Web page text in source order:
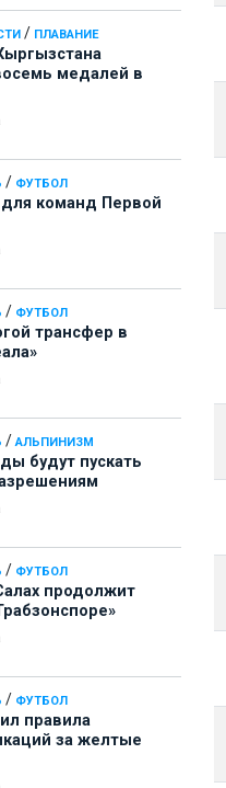
/ ПЛАВАНИЕ
медалей в
/ ФУТБОЛ
команд Первой
/ ФУТБОЛ
трансфер в
/ АЛЬПИНИЗМ
будут пускать
/ ФУТБОЛ
продолжит
/ ФУТБОЛ
правила
за желтые